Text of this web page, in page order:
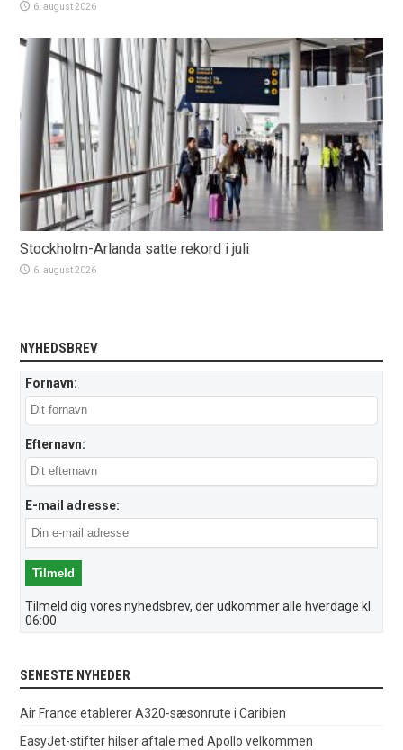
6. august 2026
Stockholm-Arlanda satte rekord i juli
6. august 2026
NYHEDSBREV
Fornavn:
Efternavn:
E-mail adresse:
Tilmeld dig vores nyhedsbrev, der udkommer alle hverdage kl.
06:00
SENESTE NYHEDER
Air France etablerer A320-sæsonrute i Caribien
EasyJet-stifter hilser aftale med Apollo velkommen